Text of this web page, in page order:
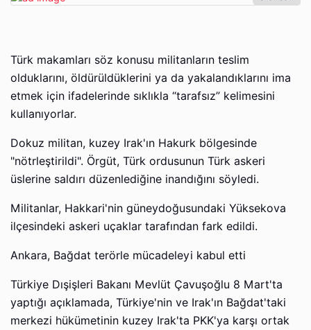
Türk makamları söz konusu militanların teslim
olduklarını, öldürüldüklerini ya da yakalandıklarını ima
etmek için ifadelerinde sıklıkla “tarafsız” kelimesini
kullanıyorlar.
Dokuz militan, kuzey Irak'ın Hakurk bölgesinde
"nötrleştirildi". Örgüt, Türk ordusunun Türk askeri
üslerine saldırı düzenlediğine inandığını söyledi.
Militanlar, Hakkari'nin güneydoğusundaki Yüksekova
ilçesindeki askeri uçaklar tarafından fark edildi.
Ankara, Bağdat terörle mücadeleyi kabul etti
Türkiye Dışişleri Bakanı Mevlüt Çavuşoğlu 8 Mart'ta
yaptığı açıklamada, Türkiye'nin ve Irak'ın Bağdat'taki
merkezi hükümetinin kuzey Irak'ta PKK'ya karşı ortak